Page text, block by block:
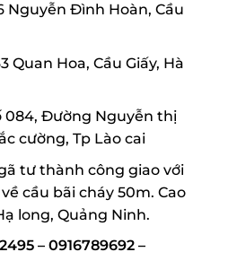
Nguyễn Đình Hoàn, Cầu
Quan Hoa, Cầu Giấy, Hà
084, Đường Nguyễn thị
cường, Tp Lào cai
tư thành công giao với
cầu bãi cháy 50m. Cao
long, Quảng Ninh.
– 0916789692 –